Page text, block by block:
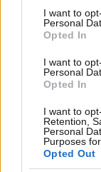
consent section.
I want to
Personal
Opted In
I want to
Personal
Opted In
I want to
Retention,
Personal
Purposes
Opted Out
02·12·2024 23:46
Στα 593,4 εκατ.